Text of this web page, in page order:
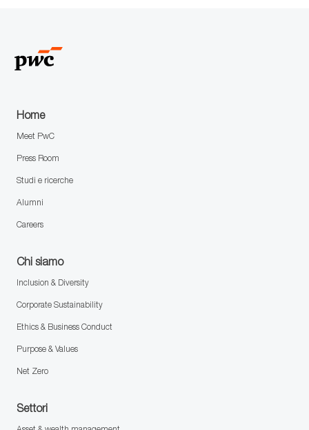
Home
Meet PwC
Press Room
Studi e ricerche
Alumni
Careers
Chi siamo
Inclusion & Diversity
Corporate Sustainability
Ethics & Business Conduct
Purpose & Values
Net Zero
Settori